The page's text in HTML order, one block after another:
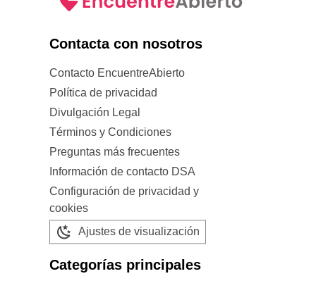
Contacta con nosotros
Contacto EncuentreAbierto
Política de privacidad
Divulgación Legal
Términos y Condiciones
Preguntas más frecuentes
Información de contacto DSA
Configuración de privacidad y
cookies
Ajustes de visualización
Categorías principales